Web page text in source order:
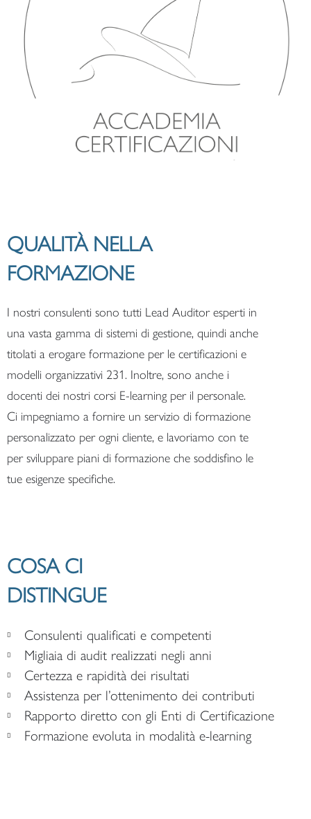
QUALITÀ NELLA
FORMAZIONE
I nostri consulenti sono tutti Lead Auditor esperti in
una vasta gamma di sistemi di gestione, quindi anche
titolati a erogare formazione per le certificazioni e
modelli organizzativi 231. Inoltre, sono anche i
docenti dei nostri corsi E-learning per il personale.
Ci impegniamo a fornire un servizio di formazione
personalizzato per ogni cliente, e lavoriamo con te
per sviluppare piani di formazione che soddisfino le
tue esigenze specifiche.
COSA CI
DISTINGUE
Consulenti qualificati e competenti
Migliaia di audit realizzati negli anni
Certezza e rapidità dei risultati
Assistenza per l’ottenimento dei contributi
Rapporto diretto con gli Enti di Certificazione
Formazione evoluta in modalità e-learning